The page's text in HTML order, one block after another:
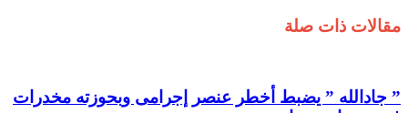
مقالات ذات صلة
” جادالله ” يضبط أخطر عنصر إجرامى وبحوزته مخدرات